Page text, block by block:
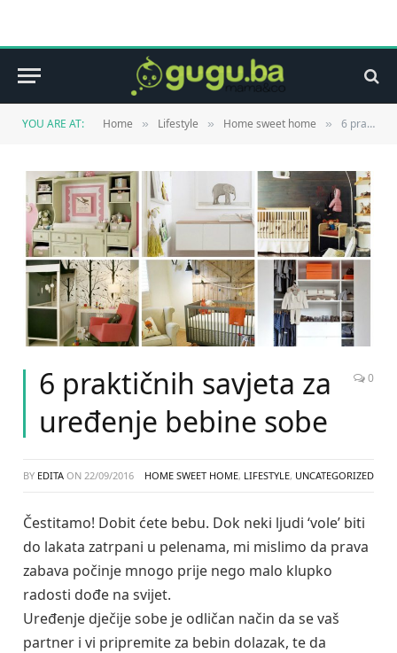
YOU ARE AT: Home » Lifestyle » Home sweet home » 6 praktičnih savjeta za uređenje bebine sobe
6 praktičnih savjeta za
uređenje bebine sobe
0
BY EDITA ON 22/09/2016 HOME SWEET HOME, LIFESTYLE, UNCATEGORIZED
Čestitamo! Dobit ćete bebu. Dok neki ljudi ‘vole’ biti
do lakata zatrpani u pelenama, mi mislimo da prava
zabava počinje mnogo prije nego malo klupko
radosti dođe na svijet.
Uređenje dječije sobe je odličan način da se vaš
partner i vi pripremite za bebin dolazak, te da